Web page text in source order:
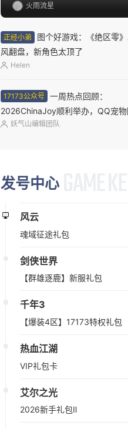
新版本更新
新版本更新
资料片更新
火雨流星
正经小弟
图个好游戏：《绝区零
风翻盘，新角色太顶了
Helen
17173公众号
一周热点回顾：
2026ChinaJoy顺利举办，QQ宠物
妖气山编辑团队
发号中心
风云
魂域征途礼包
剑侠世界
【群雄逐鹿】新服礼包
千年3
【爆装4区】17173特权礼包
热血江湖
VIP礼包卡
艾尔之光
2026新手礼包Ⅱ